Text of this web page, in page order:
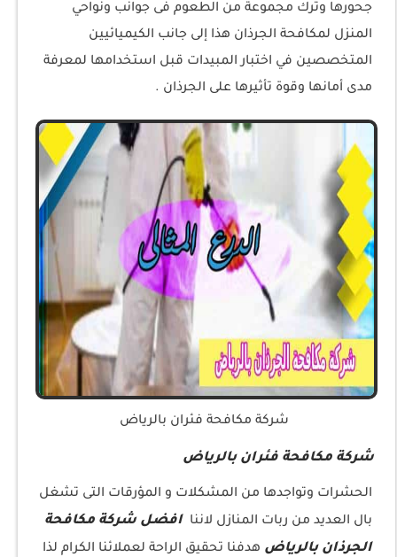
جحورها وترك مجموعة من الطعوم فى جوانب ونواحي
المنزل لمكافحة الجرذان هذا إلى جانب الكيميائيين
المتخصصين في اختبار المبيدات قبل استخدامها لمعرفة
مدى أمانها وقوة تأثيرها على الجرذان .
شركة مكافحة فئران بالرياض
شركة مكافحة فئران بالرياض
الحشرات وتواجدها من المشكلات و المؤرقات التى تشغل
بال العديد من ربات المنازل لاننا افضل شركة مكافحة
الجرذان بالرياض هدفنا تحقيق الراحة لعملائنا الكرام لذا